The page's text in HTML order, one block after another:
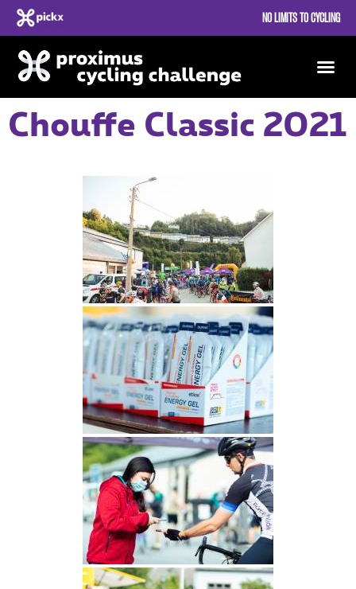
NO LIMITS TO CYCLING
Chouffe Classic 2021